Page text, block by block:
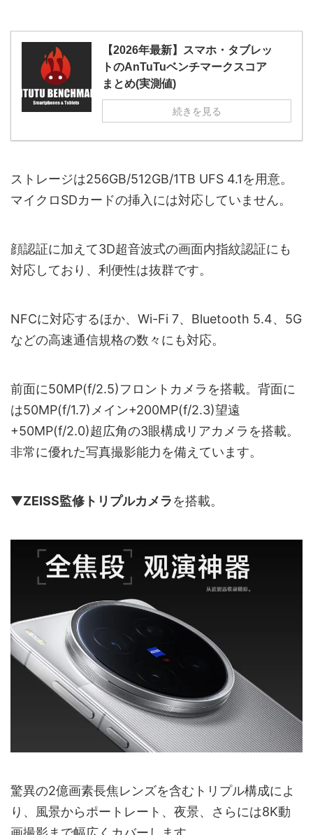
【2026年最新】スマホ・タブレッ
トのAnTuTuベンチマークスコア
まとめ(実測値)
続きを見る
ストレージは256GB/512GB/1TB UFS 4.1を用意。
マイクロSDカードの挿入には対応していません。
顔認証に加えて3D超音波式の画面内指紋認証にも
対応しており、利便性は抜群です。
NFCに対応するほか、Wi-Fi 7、Bluetooth 5.4、5G
などの高速通信規格の数々にも対応。
前面に50MP(f/2.5)フロントカメラを搭載。背面に
は50MP(f/1.7)メイン+200MP(f/2.3)望遠
+50MP(f/2.0)超広角の3眼構成リアカメラを搭載。
非常に優れた写真撮影能力を備えています。
▼ZEISS監修トリプルカメラを搭載。
驚異の2億画素長焦レンズを含むトリプル構成によ
り、風景からポートレート、夜景、さらには8K動